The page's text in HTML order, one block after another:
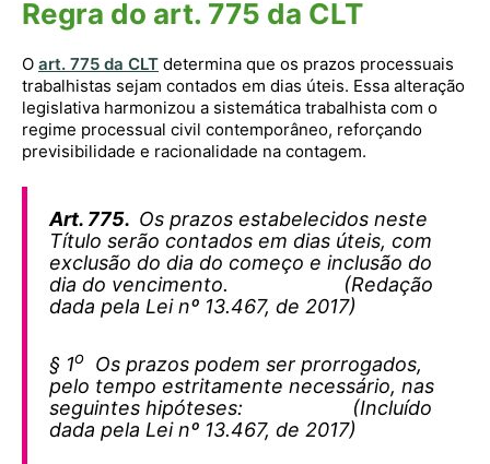
Regra do art. 775 da CLT
O art. 775 da CLT determina que os prazos processuais
trabalhistas sejam contados em dias úteis. Essa alteração
legislativa harmonizou a sistemática trabalhista com o
regime processual civil contemporâneo, reforçando
previsibilidade e racionalidade na contagem.
Art. 775. Os prazos estabelecidos neste
Título serão contados em dias úteis, com
exclusão do dia do começo e inclusão do
dia do vencimento. (Redação
dada pela Lei nº 13.467, de 2017)
§ 1o Os prazos podem ser prorrogados,
pelo tempo estritamente necessário, nas
seguintes hipóteses: (Incluído
dada pela Lei nº 13.467, de 2017)